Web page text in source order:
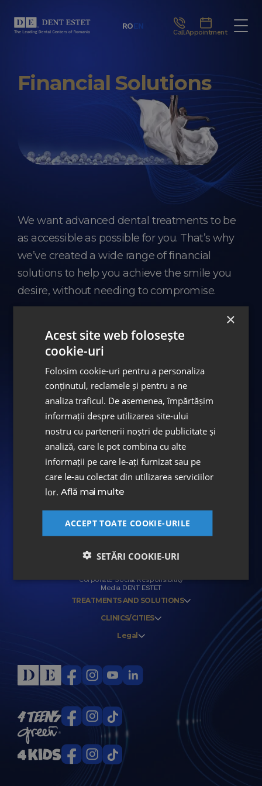
ROEN
CallAppointment
Financial Solutions
We want advanced dental treatments to be
as accessible as possible for you. That’s why
we’ve created a wide range of financial
solutions to help you achieve the smile you
desire, without needing to compromise.
start your journey to a healthy, beautiful
smile!
Dental Subscriptions
Individual
Corporate
Active Campaigns
Request an Appointment
DENT ESTET HERITAGE
Corporate Social Responsibility
Media DENT ESTET
TREATMENTS AND SOLUTIONS
CLINICS/CITIES
Legal
×
Acest site web folosește
cookie-uri
Folosim cookie-uri pentru a personaliza
conținutul, reclamele și pentru a ne
analiza traficul. De asemenea, împărtășim
informații despre utilizarea site-ului
nostru cu partenerii noștri de publicitate și
analiză, care le pot combina cu alte
informații pe care le-ați furnizat sau pe
care le-au colectat din utilizarea serviciilor
lor.Află mai multe
ACCEPT TOATE COOKIE-URILE
SETĂRI COOKIE-URI